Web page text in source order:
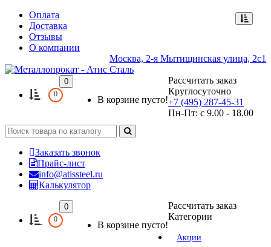
Оплата
Доставка
Отзывы
О компании
Москва, 2-я Мытищинская улица, 2с1
0
0
В корзине пусто!
Рассчитать заказ
Круглосуточно
+7 (495) 287-45-31
Пн-Пт: с 9.00 - 18.00
Заказать звонок
Прайс-лист
info@atissteel.ru
Калькулятор
0
0
В корзине пусто!
Рассчитать заказ
Категории
Акции